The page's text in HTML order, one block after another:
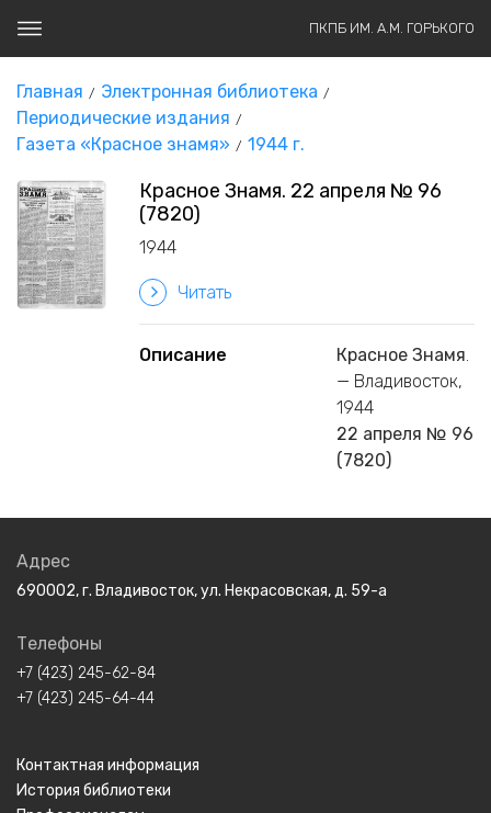
ПКПБ ИМ. А.М. ГОРЬКОГО
Главная
Электронная библиотека
Периодические издания
Газета «Красное знамя»
1944 г.
Красное Знамя. 22 апреля № 96
(7820)
1944
Читать
Описание Красное Знамя.
— Владивосток,
1944
22 апреля № 96
(7820)
Адрес
690002, г. Владивосток, ул. Некрасовская, д. 59-а
Телефоны
+7 (423) 245-62-84
+7 (423) 245-64-44
Контактная информация
История библиотеки